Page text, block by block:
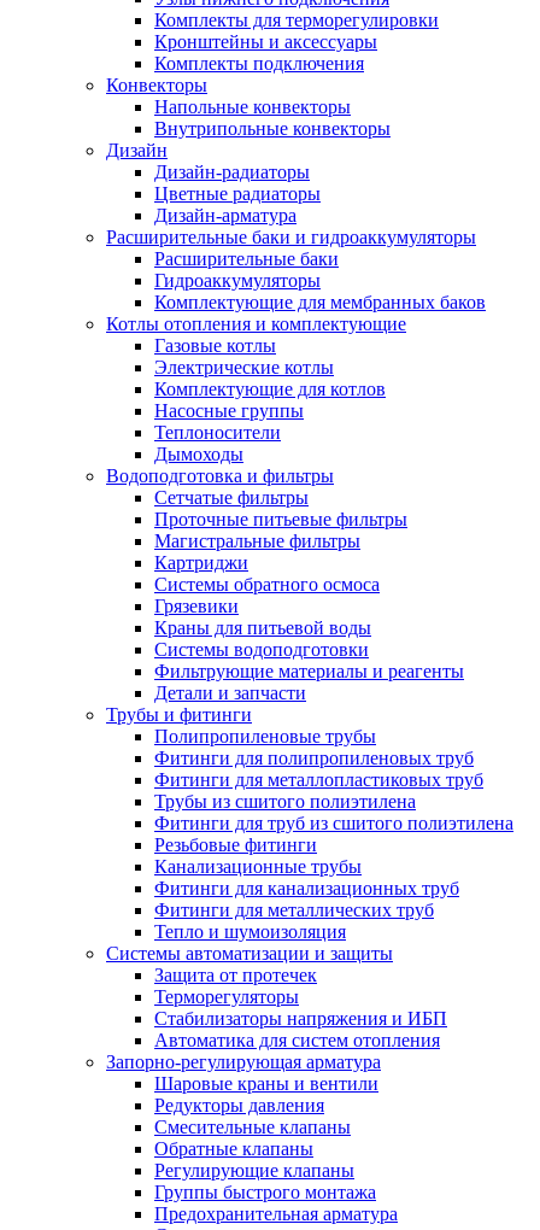
Комплекты для терморегулировки
Кронштейны и аксессуары
Комплекты подключения
Конвекторы
Напольные конвекторы
Внутрипольные конвекторы
Дизайн
Дизайн-радиаторы
Цветные радиаторы
Дизайн-арматура
Расширительные баки и гидроаккумуляторы
Расширительные баки
Гидроаккумуляторы
Комплектующие для мембранных баков
Котлы отопления и комплектующие
Газовые котлы
Электрические котлы
Комплектующие для котлов
Насосные группы
Теплоносители
Дымоходы
Водоподготовка и фильтры
Сетчатые фильтры
Проточные питьевые фильтры
Магистральные фильтры
Картриджи
Системы обратного осмоса
Грязевики
Краны для питьевой воды
Системы водоподготовки
Фильтрующие материалы и реагенты
Детали и запчасти
Трубы и фитинги
Полипропиленовые трубы
Фитинги для полипропиленовых труб
Фитинги для металлопластиковых труб
Трубы из сшитого полиэтилена
Фитинги для труб из сшитого полиэтилена
Резьбовые фитинги
Канализационные трубы
Фитинги для канализационных труб
Фитинги для металлических труб
Тепло и шумоизоляция
Системы автоматизации и защиты
Защита от протечек
Терморегуляторы
Стабилизаторы напряжения и ИБП
Автоматика для систем отопления
Запорно-регулирующая арматура
Шаровые краны и вентили
Редукторы давления
Смесительные клапаны
Обратные клапаны
Регулирующие клапаны
Группы быстрого монтажа
Предохранительная арматура